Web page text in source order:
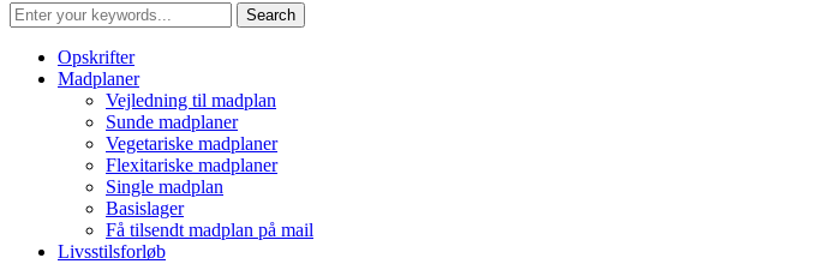
Opskrifter
Madplaner
Vejledning til madplan
Sunde madplaner
Vegetariske madplaner
Flexitariske madplaner
Single madplan
Basislager
Få tilsendt madplan på mail
Livsstilsforløb